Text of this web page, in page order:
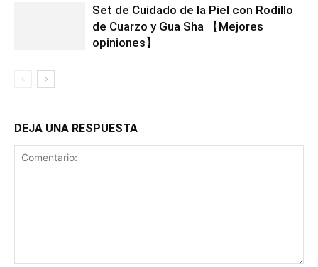
Set de Cuidado de la Piel con Rodillo
de Cuarzo y Gua Sha 【Mejores
opiniones】
DEJA UNA RESPUESTA